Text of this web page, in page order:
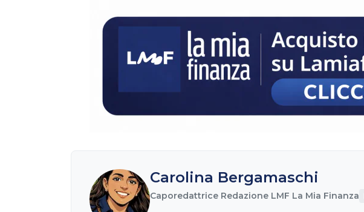
Carolina Bergamaschi
Caporedattrice Redazione LMF La Mia Finanza